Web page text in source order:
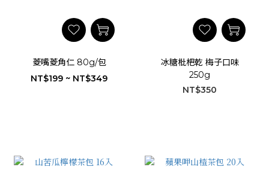
菱嘴菱角仁 80g/包
NT$199 ~ NT$349
冰糖枇杷乾 梅子口味
250g
NT$350